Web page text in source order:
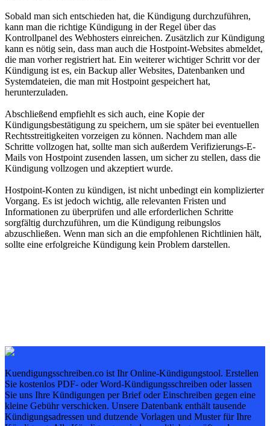
Sobald man sich entschieden hat, die Kündigung durchzuführen,
kann man die richtige Kündigung in der Regel über das
Kontrollpanel des Webhosters einreichen. Zusätzlich zur Kündigung
kann es nötig sein, dass man auch die Hostpoint-Websites abmeldet,
die man vorher registriert hat. Ein weiterer wichtiger Schritt vor der
Kündigung ist es, ein Backup aller Websites, Datenbanken und
Systemdateien, die man mit Hostpoint gespeichert hat,
herunterzuladen.
Abschließend empfiehlt es sich auch, eine Kopie der
Kündigungsbestätigung zu speichern, um sie später bei eventuellen
Rechtsstreitigkeiten vorzeigen zu können. Nachdem man alle
Schritte vollzogen hat, sollte man sich außerdem Verifizierungs-E-
Mails von Hostpoint zusenden lassen, um sicher zu stellen, dass die
Kündigung vollzogen und akzeptiert wurde.
Hostpoint-Konten zu kündigen, ist nicht unbedingt ein komplizierter
Vorgang. Es ist jedoch wichtig, alle relevanten Fristen und
Informationen zu überprüfen und alle erforderlichen Schritte
sorgfältig durchzuführen, um die Kündigung reibungslos
abzuschließen. Wenn man sich an die empfohlenen Richtlinien hält,
sollte eine erfolgreiche Kündigung kein Problem darstellen.
Kuendigungsschreiben.co ist Ihr Online-Kündigungstool. Erstellen
Sie kostenlos PDF- oder Word-Kündigungsschreiben oder lassen
Sie uns Ihre Kündigungen per Brief oder Einschreiben gegen eine
kleine Gebühr verschicken. Unsere Datenbank enthält tausende
Kündigungsadressen und dutzende Vorlagen und Muster für Ihre